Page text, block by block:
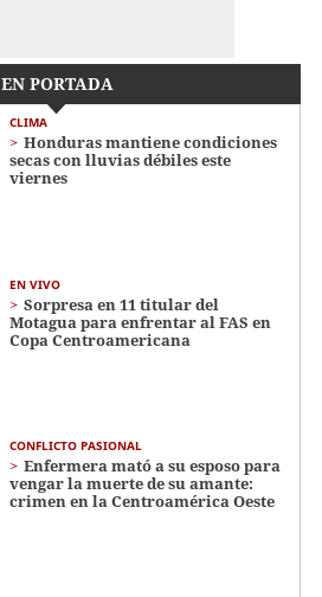
EN PORTADA
CLIMA
Honduras mantiene condiciones
secas con lluvias débiles este
viernes
EN VIVO
Sorpresa en 11 titular del
Motagua para enfrentar al FAS en
Copa Centroamericana
CONFLICTO PASIONAL
Enfermera mató a su esposo para
vengar la muerte de su amante:
crimen en la Centroamérica Oeste